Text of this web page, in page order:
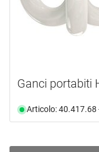
Ganci portabiti
Articolo: 40.417.68